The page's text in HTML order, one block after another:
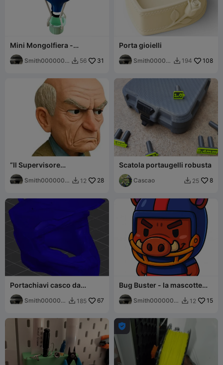
Mini Mongolfiera -
Smontabile
Smith0000000
 56 31
Porta gioielli
Smith00000
 194 108
“Il Supervisore
Incontentabile – Modello
STL”Smith0000000  12 28
Scatola portaugelli robusta
Cascao  25 8
Portachiavi casco da
motocross - Casco da
motocross senza anello
Smith000000  185 67
Bug Buster - la mascotte
che affronta gli errori
Smith0000000  12 15
